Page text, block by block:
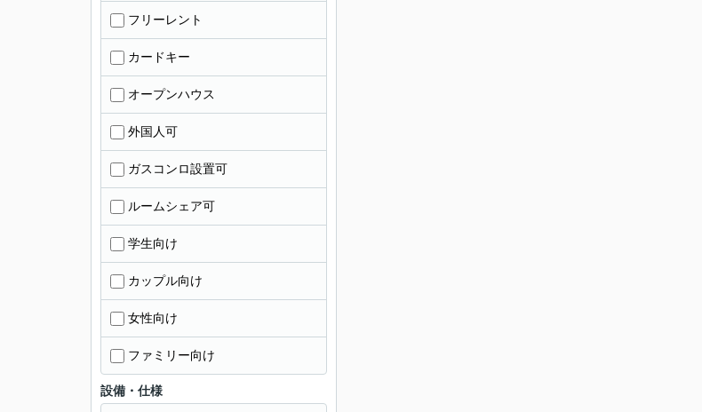
フリーレント
カードキー
オープンハウス
外国人可
ガスコンロ設置可
ルームシェア可
学生向け
カップル向け
女性向け
ファミリー向け
設備・仕様